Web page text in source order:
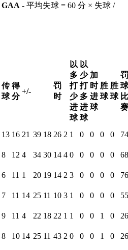
GAA - 平均失球 = 60 分 × 失球 /
传
球
得
分
+/-
罚
时
以
多
打
少
进
球
以
少
打
多
进
球
加
时
进
球
胜
球
胜
球
罚
球
比
赛
13 16 21 39 18 26 2 1 0 0 0 0
74
8 12 4 34 30 14 4 0 0 0 0 0 68
6 11 1 20 19 14 2 3 0 0 0 0
76
7 11 14 25 11 10 3 1 0 0 0 0
55
9 11 4 22 18 22 1 1 0 0 1 0
26
8 10 14 25 11 43 2 0 0 0 1 0
26